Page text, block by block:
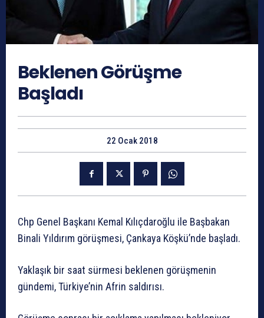
Beklenen Görüşme
Başladı
22 Ocak 2018
Chp Genel Başkanı Kemal Kılıçdaroğlu ile Başbakan
Binali Yıldırım görüşmesi, Çankaya Köşkü’nde başladı.
Yaklaşık bir saat sürmesi beklenen görüşmenin
gündemi, Türkiye’nin Afrin saldırısı.